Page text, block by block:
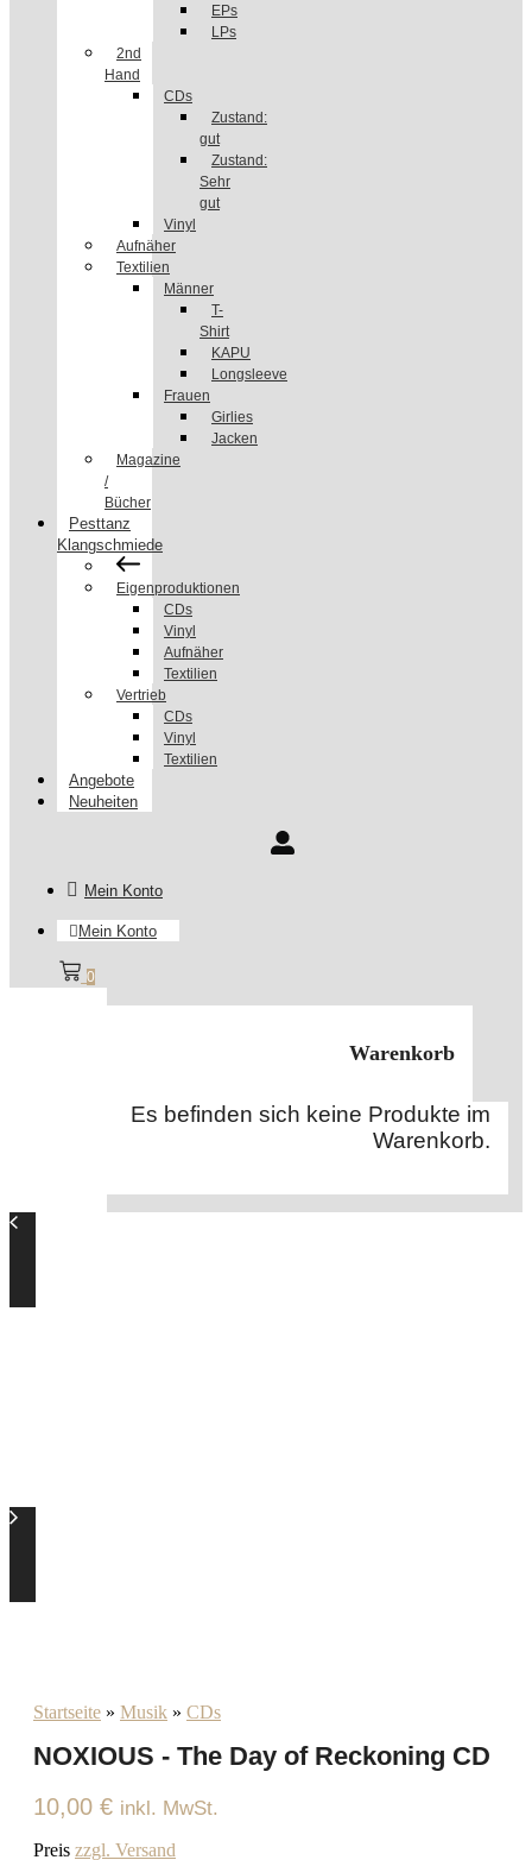
EPs
LPs
2nd
Hand
CDs
Zustand:
gut
Zustand:
Sehr
gut
Vinyl
Aufnäher
Textilien
Männer
T-
Shirt
KAPU
Longsleeve
Frauen
Girlies
Jacken
Magazine
/
Bücher
Pesttanz
Klangschmiede
Eigenproduktionen
CDs
Vinyl
Aufnäher
Textilien
Vertrieb
CDs
Vinyl
Textilien
Angebote
Neuheiten
Mein Konto
Mein Konto
0
Warenkorb
Es befinden sich keine Produkte im
Warenkorb.
Startseite » Musik » CDs
NOXIOUS - The Day of Reckoning CD
10,00 € inkl. MwSt.
Preis zzgl. Versand